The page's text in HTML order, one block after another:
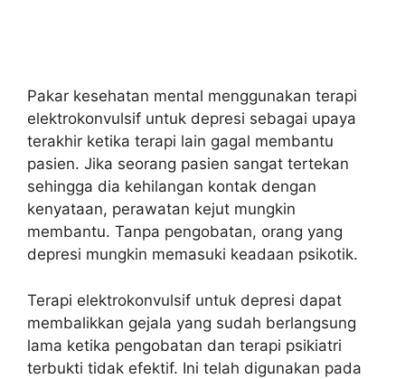
Pakar kesehatan mental menggunakan terapi
elektrokonvulsif untuk depresi sebagai upaya
terakhir ketika terapi lain gagal membantu
pasien. Jika seorang pasien sangat tertekan
sehingga dia kehilangan kontak dengan
kenyataan, perawatan kejut mungkin
membantu. Tanpa pengobatan, orang yang
depresi mungkin memasuki keadaan psikotik.
Terapi elektrokonvulsif untuk depresi dapat
membalikkan gejala yang sudah berlangsung
lama ketika pengobatan dan terapi psikiatri
terbukti tidak efektif. Ini telah digunakan pada